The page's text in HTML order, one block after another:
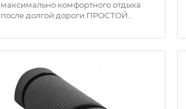
максимально комфортного отдыха
после долгой дороги.ПРОСТОЙ..